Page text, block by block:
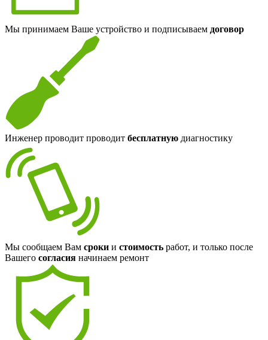
Мы принимаем Ваше устройство и подписываем договор
Инженер проводит проводит бесплатную диагностику
Мы сообщаем Вам сроки и стоимость работ, и только после
Вашего согласия начинаем ремонт